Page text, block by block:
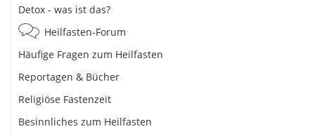
Detox - was ist das?
Heilfasten-Forum
Häufige Fragen zum Heilfasten
Reportagen & Bücher
Religiöse Fastenzeit
Besinnliches zum Heilfasten